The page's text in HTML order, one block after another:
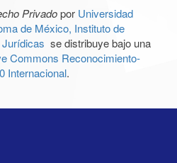
Privadopor Universidad
de México, Instituto de
se distribuye bajo una
Commons Reconocimiento-
Internacional.